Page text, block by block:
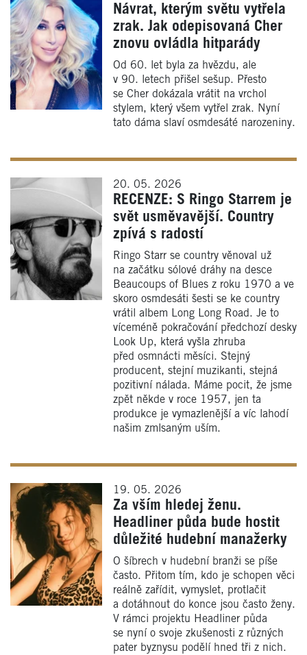
Návrat, kterým světu vytřela
zrak. Jak odepisovaná Cher
znovu ovládla hitparády
Od 60. let byla za hvězdu, ale
v 90. letech přišel sešup. Přesto
se Cher dokázala vrátit na vrchol
stylem, který všem vytřel zrak. Nyní
tato dáma slaví osmdesáté narozeniny.
20. 05. 2026
RECENZE: S Ringo Starrem je
svět usměvavější. Country
zpívá s radostí
Ringo Starr se country věnoval už
na začátku sólové dráhy na desce
Beaucoups of Blues z roku 1970 a ve
skoro osmdesáti šesti se ke country
vrátil albem Long Long Road. Je to
víceméně pokračování předchozí desky
Look Up, která vyšla zhruba
před osmnácti měsíci. Stejný
producent, stejní muzikanti, stejná
pozitivní nálada. Máme pocit, že jsme
zpět někde v roce 1957, jen ta
produkce je vymazlenější a víc lahodí
našim zmlsaným uším.
19. 05. 2026
Za vším hledej ženu.
Headliner půda bude hostit
důležité hudební manažerky
O šíbrech v hudební branži se píše
často. Přitom tím, kdo je schopen věci
reálně zařídit, vymyslet, protlačit
a dotáhnout do konce jsou často ženy.
V rámci projektu Headliner půda
se nyní o svoje zkušenosti z různých
pater byznysu podělí hned tři z nich.